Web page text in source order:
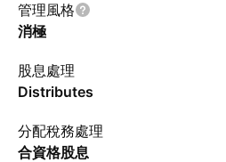
管理風格
消極
股息處理
Distributes
分配稅務處理
合資格股息